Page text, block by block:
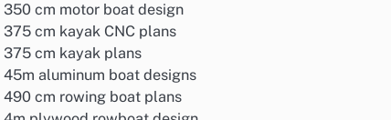
350 cm motor boat design
375 cm kayak CNC plans
375 cm kayak plans
45m aluminum boat designs
490 cm rowing boat plans